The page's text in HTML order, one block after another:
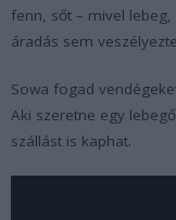
fenn, sőt – mivel
áradás sem
Sowa fogad
Aki szeretne egy
szállást is kaphat.